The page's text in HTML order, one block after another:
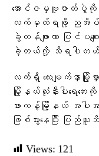
အောင်ဇမ္ဗူဇာတ်
လက်မှတ်ရဖို့ ညအိပ်
ခွဲတန်ဖျာဟာ ပြင်ပစ
ခဲ့တယ်လို့ သိရပါတ
လက်ရှိ လေးမျက်နှာမြို့မှ
မြို့နယ်လုံးနီးပါးရေဘ
ဖားကန့်မြို့နယ် အပါအ
ဖြစ်ပွားနေပြီး ပြည်
Views: 121